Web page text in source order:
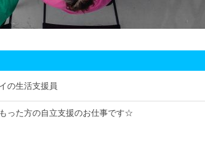
の生活支援員
った方の自立支援のお仕事です☆